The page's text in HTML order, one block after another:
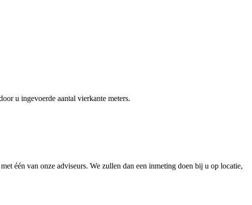
u ingevoerde aantal vierkante meters.
één van onze adviseurs. We zullen dan een inmeting doen bij u op locatie,